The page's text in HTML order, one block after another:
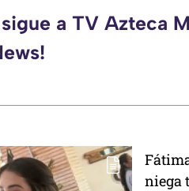
a TV Azteca
niega